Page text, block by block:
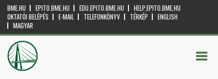
BME.HU EPITO.BME.HU EDU.EPITO.BME.HU
HELP.EPITO.BME.HU
OKTATÓI BELÉPÉS
E-MAIL TELEFONKÖNYV TÉRKÉP
ENGLISH
MAGYAR